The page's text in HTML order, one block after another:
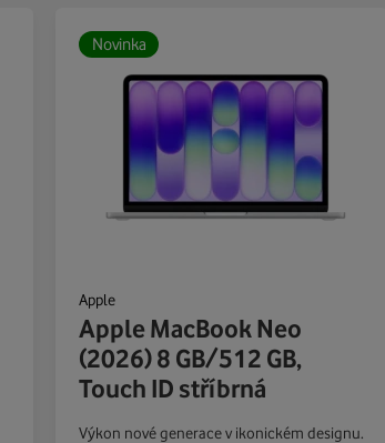
Novinka
Apple
Apple MacBook Neo
(2026) 8 GB/512 GB,
Touch ID stříbrná
Výkon nové generace v ikonickém designu.